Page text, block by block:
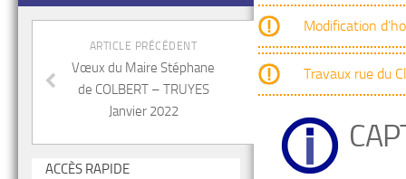
Modification
Travaux rue du
ARTICLE PRÉCÉDENT
Vœux du Maire Stéphane
de COLBERT – TRUYES
Janvier 2022
ACCÈS RAPIDE